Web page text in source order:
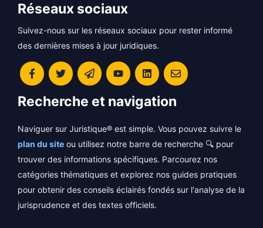
Réseaux sociaux
Suivez-nous sur les réseaux sociaux pour rester informé
des dernières mises à jour juridiques.
Recherche et navigation
Naviguer sur Juristique® est simple. Vous pouvez suivre le
plan du site ou utilisez notre barre de recherche 🔍 pour
trouver des informations spécifiques. Parcourez nos
catégories thématiques et explorez nos guides pratiques
pour obtenir des conseils éclairés fondés sur l'analyse de la
jurisprudence et des textes officiels.